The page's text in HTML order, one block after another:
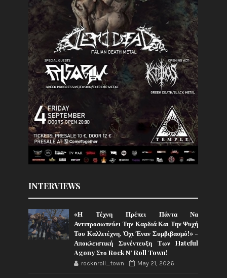
INTERVIEWS
«Η Τέχνη Πρέπει Πάντα Να
Αντιπροσωπεύει Την Καρδιά Και Την Ψυχή
Του Καλλιτέχνη, Όχι Έναν Συμβιβασμό!» -
Αποκλειστική Συνέντευξη Των Hateful
Agony Στο Rock N' Roll Town!
rocknroll_town May 21, 2026